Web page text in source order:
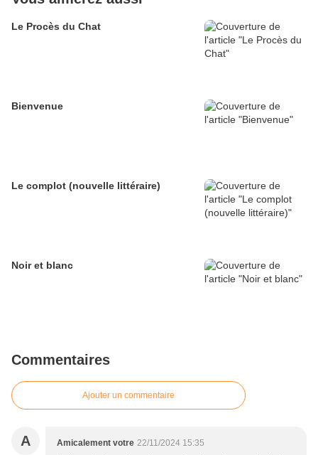
Le Procès du Chat
Bienvenue
Le complot (nouvelle littéraire)
Noir et blanc
Commentaires
Ajouter un commentaire
A Amicalement votre 22/11/2024 15:35